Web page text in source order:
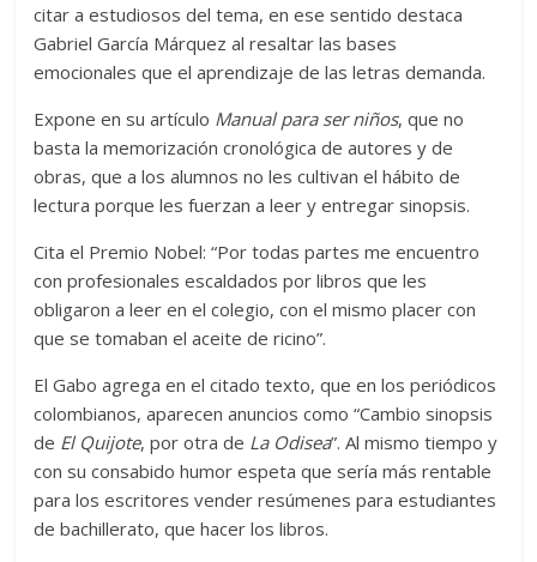
citar a estudiosos del tema, en ese sentido destaca
Gabriel García Márquez al resaltar las bases
emocionales que el aprendizaje de las letras demanda.
Expone en su artículo Manual para ser niños, que no
basta la memorización cronológica de autores y de
obras, que a los alumnos no les cultivan el hábito de
lectura porque les fuerzan a leer y entregar sinopsis.
Cita el Premio Nobel: “Por todas partes me encuentro
con profesionales escaldados por libros que les
obligaron a leer en el colegio, con el mismo placer con
que se tomaban el aceite de ricino”.
El Gabo agrega en el citado texto, que en los periódicos
colombianos, aparecen anuncios como “Cambio sinopsis
de El Quijote, por otra de La Odisea”. Al mismo tiempo y
con su consabido humor espeta que sería más rentable
para los escritores vender resúmenes para estudiantes
de bachillerato, que hacer los libros.